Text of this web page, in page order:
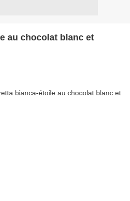
au chocolat blanc et